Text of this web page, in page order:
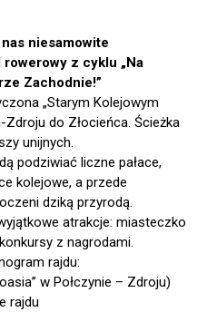
niesamowite
z cyklu „Na
Zachodnie!”
„Starym Kolejowym
Zdroju do Złocieńca. Ścieżka
unijnych.
podziwiać liczne pałace,
kolejowe, a przede
dziką przyrodą.
atrakcje: miasteczko
z nagrodami.
rajdu:
w Połczynie – Zdroju)
rajdu